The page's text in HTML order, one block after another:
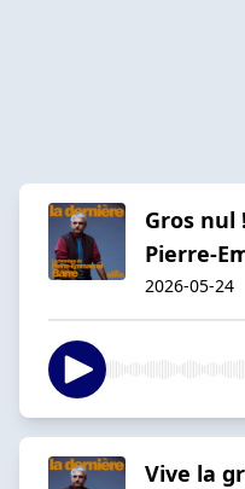
Gros nul
Pierre-
2026-05-24
Vive la